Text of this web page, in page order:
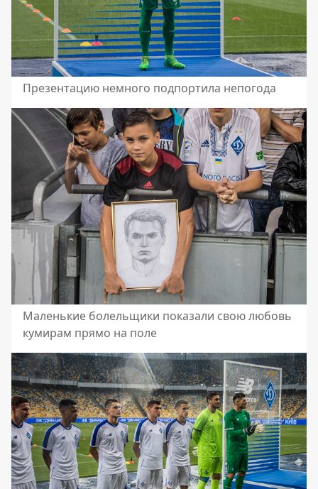
Презентацию немного подпортила непогода
Маленькие болельщики показали свою любовь
кумирам прямо на поле